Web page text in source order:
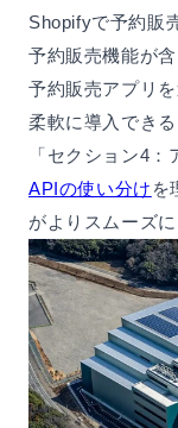
Shopifyで予約販
予約販売機能が
予約販売アプリ
柔軟に導入できる
「セクション4：
APIの使い分け を
がよりスムーズに